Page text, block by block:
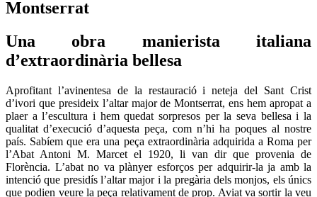
Montserrat
Una obra manierista italiana
d’extraordinària bellesa
Aprofitant l’avinentesa de la restauració i neteja del Sant Crist
d’ivori que presideix l’altar major de Montserrat, ens hem apropat a
plaer a l’escultura i hem quedat sorpresos per la seva bellesa i la
qualitat d’execució d’aquesta peça, com n’hi ha poques al nostre
país. Sabíem que era una peça extraordinària adquirida a Roma per
l’Abat Antoni M. Marcet el 1920, li van dir que provenia de
Florència. L’abat no va plànyer esforços per adquirir-la ja amb la
intenció que presidís l’altar major i la pregària dels monjos, els únics
que podien veure la peça relativament de prop. Aviat va sortir la veu